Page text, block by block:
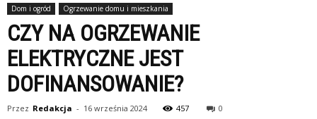
Dom i ogród Ogrzewanie domu i mieszkania
CZY NA OGRZEWANIE
ELEKTRYCZNE JEST
DOFINANSOWANIE?
Przez Redakcja - 16 września 2024 457 0